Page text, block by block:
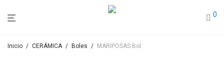
0
Inicio / CERÁMICA / Boles / MARIPOSAS Bol